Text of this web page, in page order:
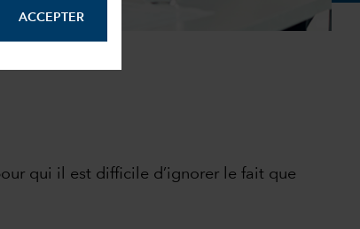
ACCEPTER
qui il est difficile d’ignorer le fait que